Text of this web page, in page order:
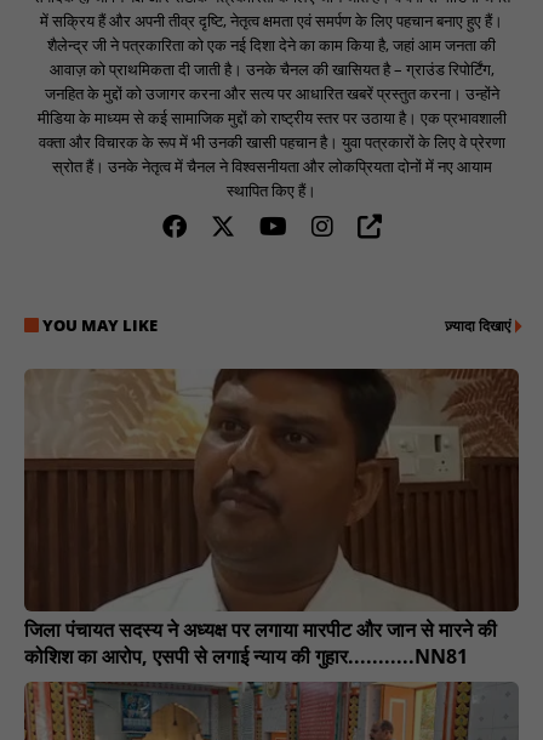
में सक्रिय हैं और अपनी तीव्र दृष्टि, नेतृत्व क्षमता एवं समर्पण के लिए पहचान बनाए हुए हैं।
शैलेन्द्र जी ने पत्रकारिता को एक नई दिशा देने का काम किया है, जहां आम जनता की
आवाज़ को प्राथमिकता दी जाती है। उनके चैनल की खासियत है – ग्राउंड रिपोर्टिंग,
जनहित के मुद्दों को उजागर करना और सत्य पर आधारित खबरें प्रस्तुत करना। उन्होंने
मीडिया के माध्यम से कई सामाजिक मुद्दों को राष्ट्रीय स्तर पर उठाया है। एक प्रभावशाली
वक्ता और विचारक के रूप में भी उनकी खासी पहचान है। युवा पत्रकारों के लिए वे प्रेरणा
स्रोत हैं। उनके नेतृत्व में चैनल ने विश्वसनीयता और लोकप्रियता दोनों में नए आयाम
स्थापित किए हैं।
YOU MAY LIKE ज़्यादा दिखाएं
जिला पंचायत सदस्य ने अध्यक्ष पर लगाया मारपीट और जान से मारने की
कोशिश का आरोप, एसपी से लगाई न्याय की गुहार...........NN81